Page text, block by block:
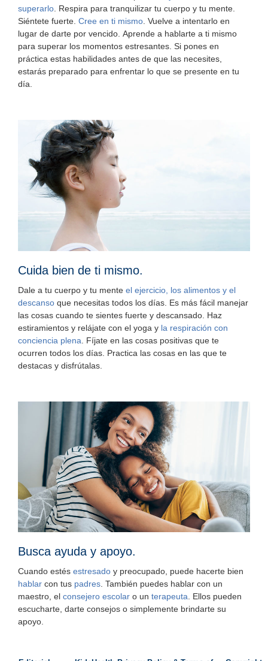
superarlo . Respira para tranquilizar tu cuerpo y tu mente.
Siéntete fuerte. Cree en ti mismo . Vuelve a intentarlo en
lugar de darte por vencido. Aprende a hablarte a ti mismo
para superar los momentos estresantes. Si pones en
práctica estas habilidades antes de que las necesites,
estarás preparado para enfrentar lo que se presente en tu
día.
Cuida bien de ti mismo.
Dale a tu cuerpo y tu mente el ejercicio, los alimentos y el
descanso que necesitas todos los días. Es más fácil manejar
las cosas cuando te sientes fuerte y descansado. Haz
estiramientos y relájate con el yoga y la respiración con
conciencia plena . Fíjate en las cosas positivas que te
ocurren todos los días. Practica las cosas en las que te
destacas y disfrútalas.
Busca ayuda y apoyo.
Cuando estés estresado y preocupado, puede hacerte bien
hablar con tus padres. También puedes hablar con un
maestro, el consejero escolar o un terapeuta. Ellos pueden
escucharte, darte consejos o simplemente brindarte su
apoyo.